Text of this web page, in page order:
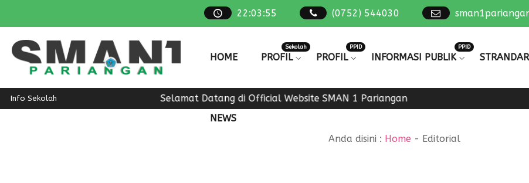
22:03 :55 (0752) 544030
HOME PROFIL
Sekolah
PROFIL
PPID
INFORMASI PUBLIK
PPID
NEWS
Info Sekolah Selamat Datang di Official Website SMAN 1 Pariangan
Anda disini : Home - Editorial